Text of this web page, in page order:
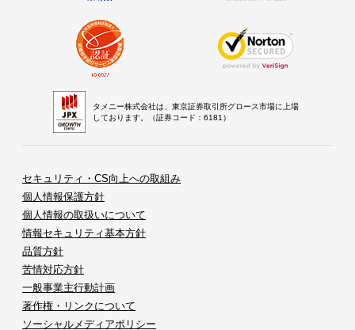
タメニー株式会社は、東京証券取引所グロース市場に上場
しております。（証券コード：6181）
セキュリティ・CS向上への取組み
個人情報保護方針
個人情報の取扱いについて
情報セキュリティ基本方針
品質方針
苦情対応方針
一般事業主行動計画
著作権・リンクについて
ソーシャルメディアポリシー